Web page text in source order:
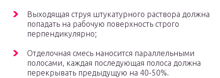
Выходящая струя штукатурного раствора должна
попадать на рабочую поверхность строго
перпендикулярно;
Отделочная смесь наносится параллельными
полосами, каждая последующая полоса должна
перекрывать предыдущую на 40-50%.